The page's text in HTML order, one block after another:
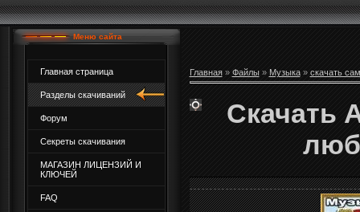
Меню сайта
Главная страница
Разделы скачиваний
Форум
Секреты скачивания
МАГАЗИН ЛИЦЕНЗИЙ И
КЛЮЧЕЙ
FAQ
Главная» Файлы» Музыка» скачать
Скачать